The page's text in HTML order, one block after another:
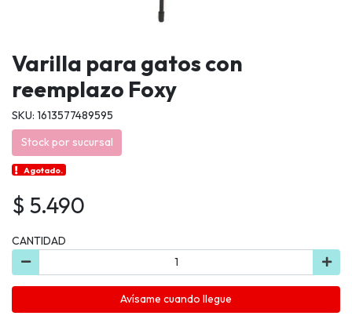
Varilla para gatos con
reemplazo Foxy
SKU: 1613577489595
Stock por sucursal
Agotado.
$ 5.490
CANTIDAD
Avísame cuando llegue